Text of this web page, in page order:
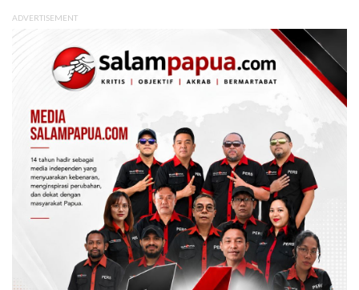
ADVERTISEMENT